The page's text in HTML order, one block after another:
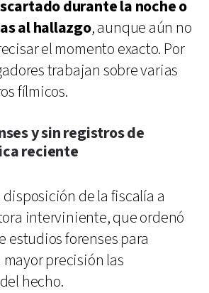
durante la noche o
al hallazgo, aunque aún no
el momento exacto. Por
trabajan sobre varias
fílmicos.
y sin registros de
reciente
disposición de la fiscalía a
interviniente, que ordenó
estudios forenses para
precisión las
hecho.